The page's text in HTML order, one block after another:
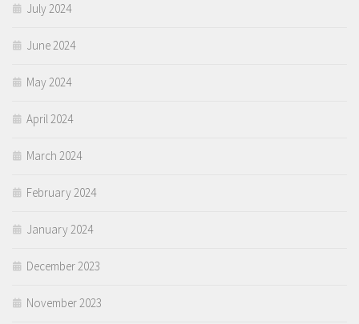
July 2024
June 2024
May 2024
April 2024
March 2024
February 2024
January 2024
December 2023
November 2023